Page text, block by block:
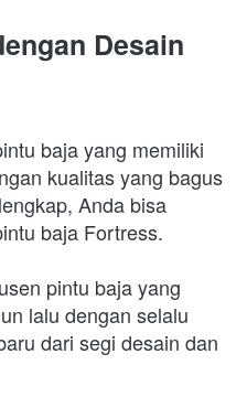
Desain
baja yang memiliki
kualitas yang bagus
Anda bisa
baja Fortress.
pintu baja yang
lalu dengan selalu
dari segi desain dan